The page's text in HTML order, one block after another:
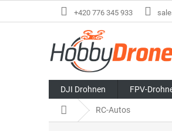
+420 776 345 933
DJI Drohnen FPV-
StartseiteRC-Autos